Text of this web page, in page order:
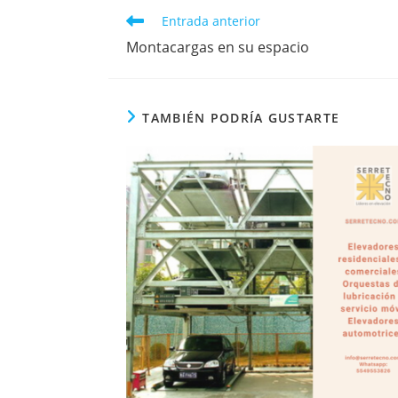
Entrada anterior
Montacargas en su espacio
TAMBIÉN PODRÍA GUSTARTE